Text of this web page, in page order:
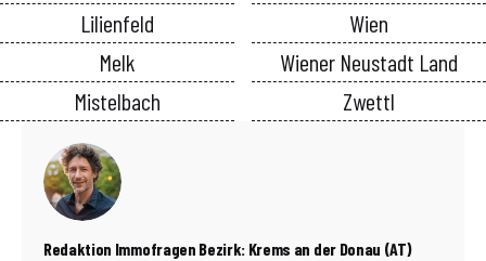
Lilienfeld
Melk
Mistelbach
Wien
Wiener Neustadt Land
Zwettl
Redaktion Immofragen Bezirk: Krems an der Donau (AT)